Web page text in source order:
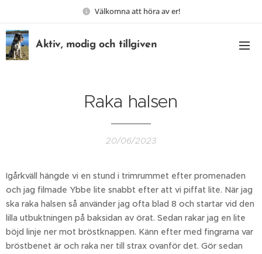
Välkomna att höra av er!
Aktiv, modig och tillgiven
Raka halsen
20/06/2023
Igårkväll hängde vi en stund i trimrummet efter promenaden
och jag filmade Ybbe lite snabbt efter att vi piffat lite. När jag
ska raka halsen så använder jag ofta blad 8 och startar vid den
lilla utbuktningen på baksidan av örat. Sedan rakar jag en lite
böjd linje ner mot bröstknappen. Känn efter med fingrarna var
bröstbenet är och raka ner till strax ovanför det. Gör sedan